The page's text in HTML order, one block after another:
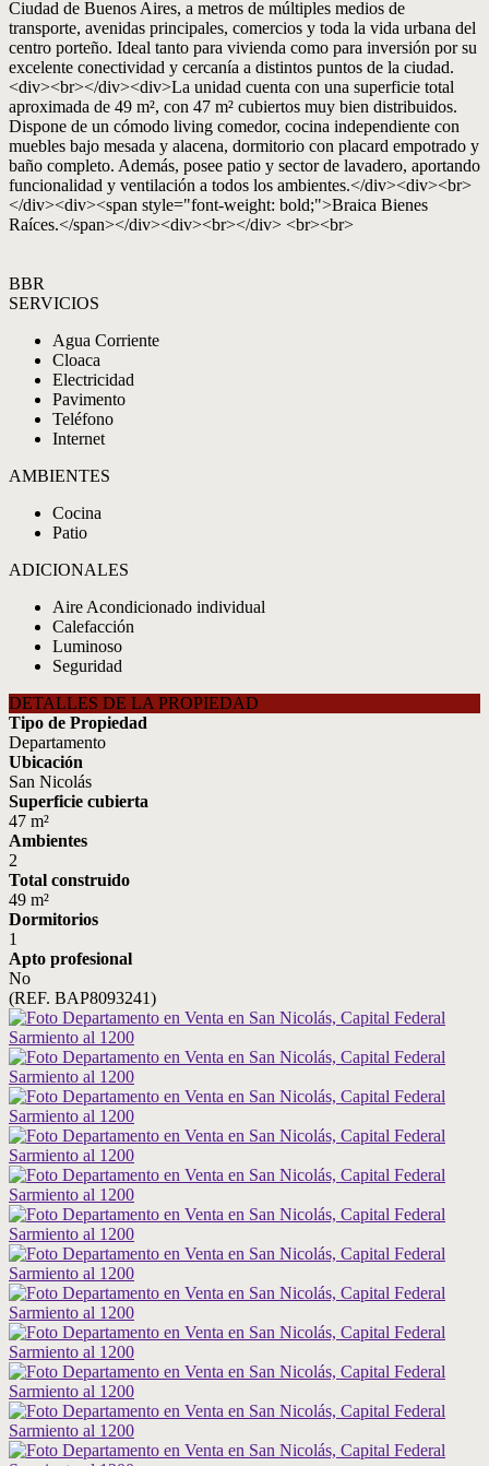
Ciudad de Buenos Aires, a metros de múltiples medios de
transporte, avenidas principales, comercios y toda la vida urbana del
centro porteño. Ideal tanto para vivienda como para inversión por su
excelente conectividad y cercanía a distintos puntos de la ciudad.
<div><br></div><div>La unidad cuenta con una superficie total
aproximada de 49 m², con 47 m² cubiertos muy bien distribuidos.
Dispone de un cómodo living comedor, cocina independiente con
muebles bajo mesada y alacena, dormitorio con placard empotrado y
baño completo. Además, posee patio y sector de lavadero, aportando
funcionalidad y ventilación a todos los ambientes.</div><div><br>
</div><div><span style="font-weight: bold;">Braica Bienes
Raíces.</span></div><div><br></div> <br><br>
BBR
SERVICIOS
Agua Corriente
Cloaca
Electricidad
Pavimento
Teléfono
Internet
AMBIENTES
Cocina
Patio
ADICIONALES
Aire Acondicionado individual
Calefacción
Luminoso
Seguridad
DETALLES DE LA PROPIEDAD
Tipo de Propiedad
Departamento
Ubicación
San Nicolás
Superficie cubierta
47 m²
Ambientes
2
Total construido
49 m²
Dormitorios
1
Apto profesional
No
(REF. BAP8093241)